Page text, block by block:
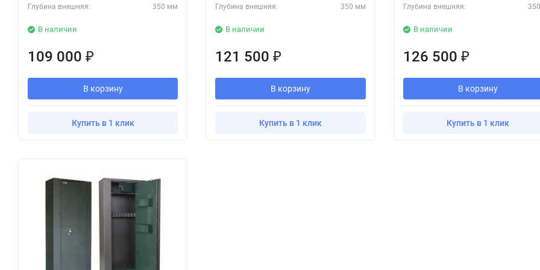
Глубина внешняя: 350 мм
В наличии
109 000 ₽
В корзину
Купить в 1 клик
Глубина внешняя: 350 мм
В наличии
121 500₽
В корзину
Купить в 1 клик
Глубина внешняя:
В наличии
126 500 ₽
В корзину
Купить в 1 клик